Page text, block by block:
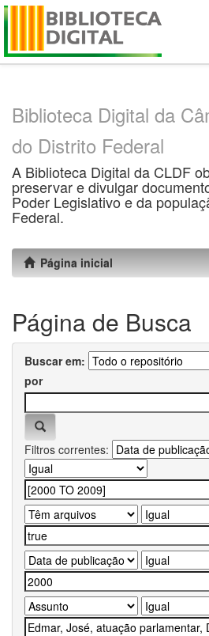
Skip
Biblioteca Digital da
do Distrito Federal
A Biblioteca Digital da CLDF
preservar e divulgar
Poder Legislativo e da
Federal.
Página inicial
Página de Busca
Buscar em:
por
Filtros correntes: